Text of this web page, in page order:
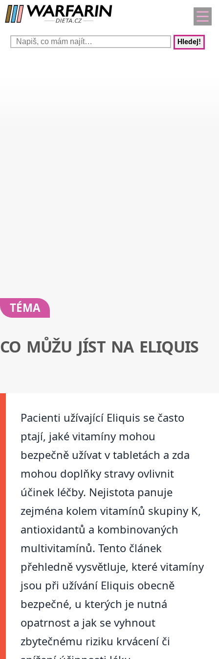
Hledej!
TÉMA
CO MŮŽU JÍST NA ELIQUIS
Pacienti užívající Eliquis se často
ptají, jaké vitamíny mohou
bezpečně užívat v tabletách a zda
mohou doplňky stravy ovlivnit
účinek léčby. Nejistota panuje
zejména kolem vitamínů skupiny K,
antioxidantů a kombinovaných
multivitamínů. Tento článek
přehledně vysvětluje, které vitamíny
jsou při užívání Eliquis obecně
bezpečné, u kterých je nutná
opatrnost a jak se vyhnout
zbytečnému riziku krvácení či